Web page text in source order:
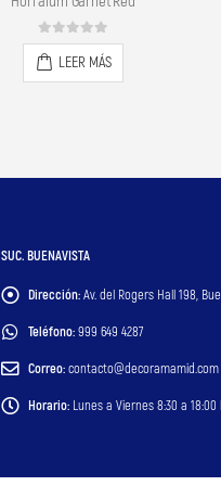
0out of 5
LEER MÁS
SUC. BUENAVISTA
Dirección:Av. del Rogers Hall 198,
Teléfono:999 649 4287
Correo:contacto@decoramamid.com
Horario: Lunes a Viernes 8:30 a